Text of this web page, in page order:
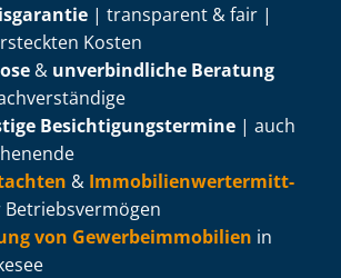
| transparent & fair |
Kosten
& unverbindliche Beratung
Be­sich­ti­gungs­ter­mi­ne | auch
& Im­mo­bi­li­en­wert­ermitt­
von Ge­wer­be­im­mo­bi­li­en in